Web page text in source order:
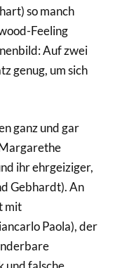
so manch
Feeling
Auf zwei
genug, um sich
ganz und gar
ihr ehrgeiziger,
Gebhardt). An
mit
Paola), der